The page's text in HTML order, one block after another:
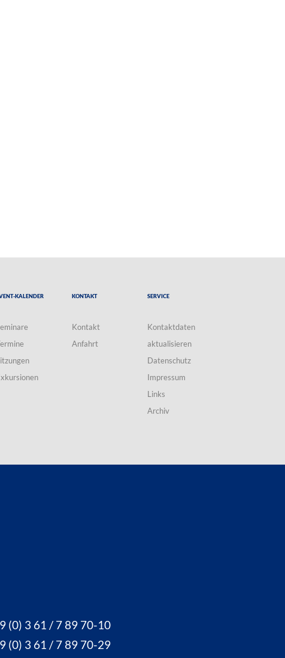
Kalender Kontakt
Kontakt
Anfahrt
Service
Kontaktdaten
aktualisieren
Datenschutz
Impressum
Links
Archiv
(0) 3 61 / 7 89 70-10
(0) 3 61 / 7 89 70-29